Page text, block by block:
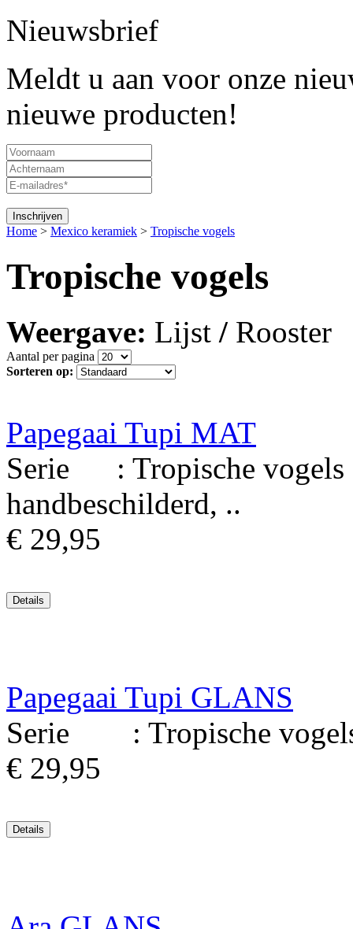
Nieuwsbrief
Meldt u aan voor onze
nieuwe producten!
Home > Mexico keramiek > Tropische vogels
Tropische vogels
Weergave: Lijst / Rooster
Aantal per pagina
Sorteren op:
Papegaai Tupi MAT
Serie : Tropische vogels
handbeschilderd, ..
€ 29,95
Papegaai Tupi GLANS
Serie : Tropische
€ 29,95